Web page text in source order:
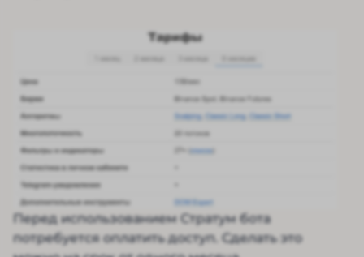
Перед использованием Стратум бота
потребуется оплатить доступ. Сделать это